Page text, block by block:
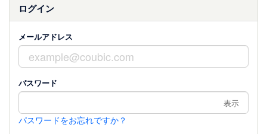
ログイン
メールアドレス
パスワード
表示
パスワードをお忘れですか？